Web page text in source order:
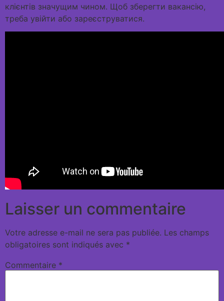
клієнтів значущим чином. Щоб зберегти вакансію,
треба увійти або зареєструватися.
Laisser un commentaire
Votre adresse e-mail ne sera pas publiée. Les champs
obligatoires sont indiqués avec *
Commentaire *